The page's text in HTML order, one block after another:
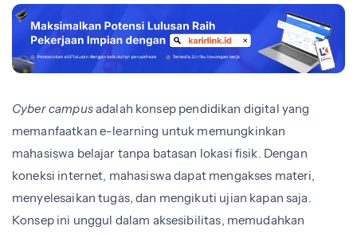
Cyber campusadalah konsep pendidikan digital yang
memanfaatkan e-learning untuk memungkinkan
mahasiswa belajar tanpa batasan lokasi fisik. Dengan
koneksi internet, mahasiswa dapat mengakses materi,
menyelesaikan tugas, dan mengikuti ujian kapan saja.
Konsep ini unggul dalam aksesibilitas, memudahkan